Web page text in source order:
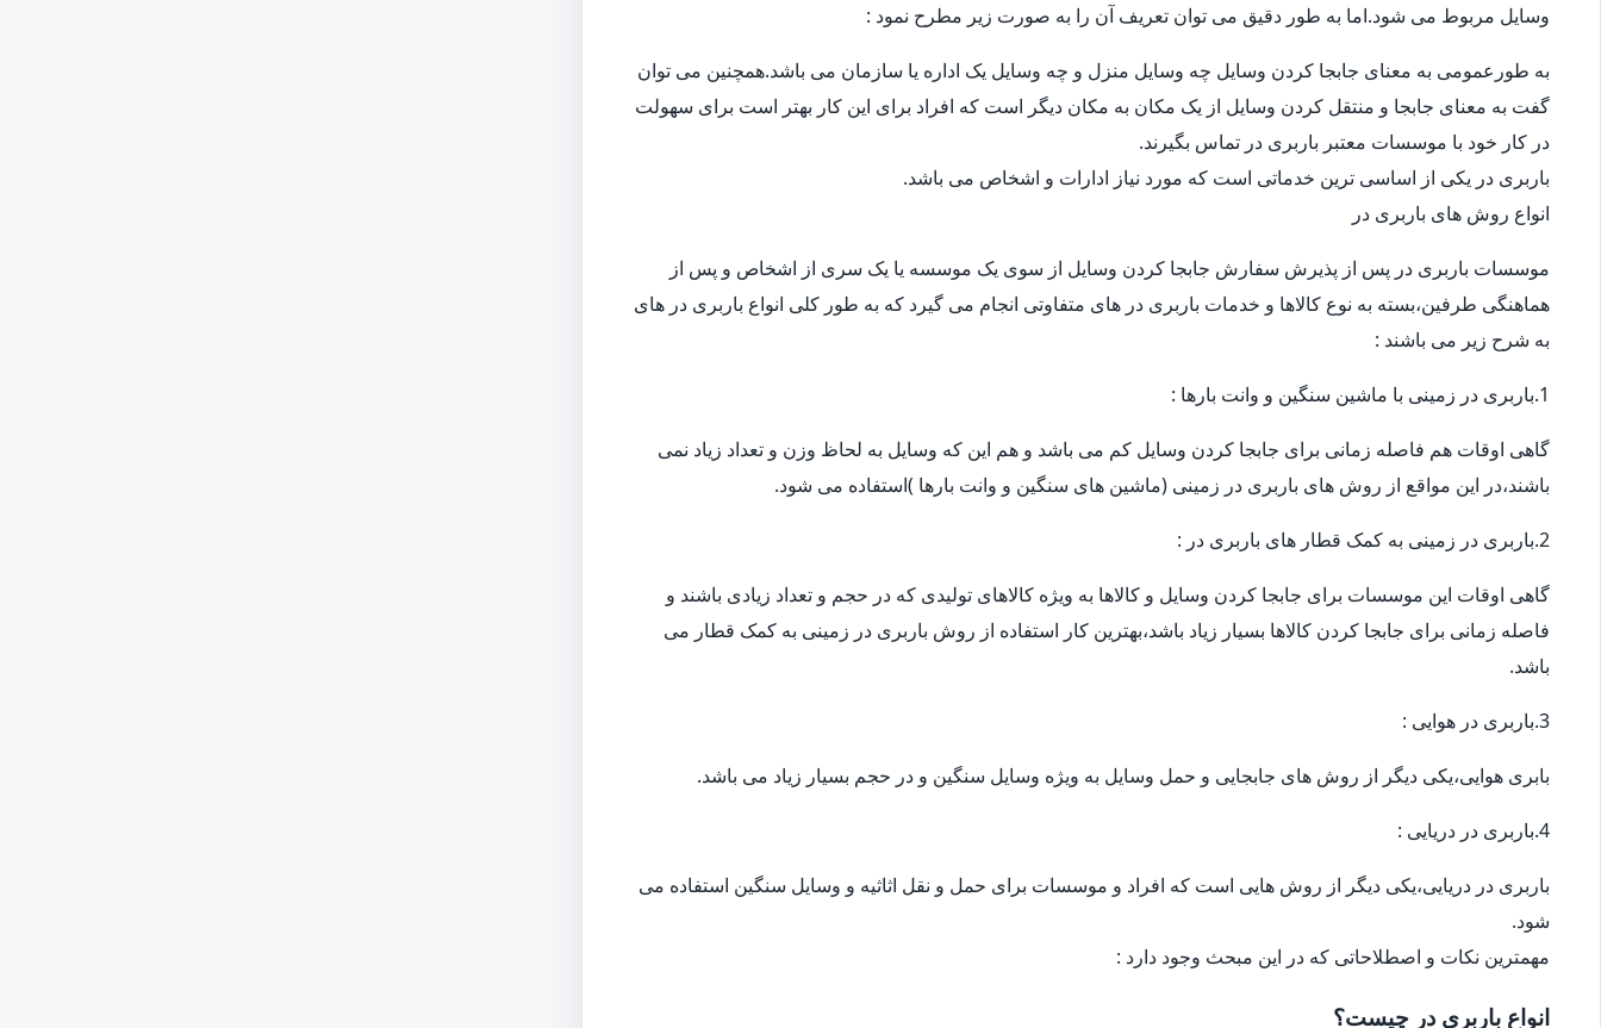
وسایل مربوط می شود.اما به طور دقیق می توان تعریف آن را به صورت زیر مطرح نمود :
به طورعمومی به معنای جابجا کردن وسایل چه وسایل منزل و چه وسایل یک اداره یا سازمان می باشد.همچنین می توان
گفت به معنای جابجا و منتقل کردن وسایل از یک مکان به مکان دیگر است که افراد برای این کار بهتر است برای سهولت
در کار خود با موسسات معتبر باربری در تماس بگیرند.
باربری در یکی از اساسی ترین خدماتی است که مورد نیاز ادارات و اشخاص می باشد.
انواع روش های باربری در
موسسات باربری در پس از پذیرش سفارش جابجا کردن وسایل از سوی یک موسسه یا یک سری از اشخاص و پس از
هماهنگی طرفین،بسته به نوع کالاها و خدمات باربری در های متفاوتی انجام می گیرد که به طور کلی انواع باربری در های
به شرح زیر می باشند :
1.باربری در زمینی با ماشین سنگین و وانت بارها :
گاهی اوقات هم فاصله زمانی برای جابجا کردن وسایل کم می باشد و هم این که وسایل به لحاظ وزن و تعداد زیاد نمی
باشند،در این مواقع از روش های باربری در زمینی (ماشین های سنگین و وانت بارها )استفاده می شود.
2.باربری در زمینی به کمک قطار های باربری در :
گاهی اوقات این موسسات برای جابجا کردن وسایل و کالاها به ویژه کالاهای تولیدی که در حجم و تعداد زیادی باشند و
فاصله زمانی برای جابجا کردن کالاها بسیار زیاد باشد،بهترین کار استفاده از روش باربری در زمینی به کمک قطار می
باشد.
3.باربری در هوایی :
بابری هوایی،یکی دیگر از روش های جابجایی و حمل وسایل به ویژه وسایل سنگین و در حجم بسیار زیاد می باشد.
4.باربری در دریایی :
باربری در دریایی،یکی دیگر از روش هایی است که افراد و موسسات برای حمل و نقل اثاثیه و وسایل سنگین استفاده می
شود.
مهمترین نکات و اصطلاحاتی که در این مبحث وجود دارد :
انواع باربری در چیست؟